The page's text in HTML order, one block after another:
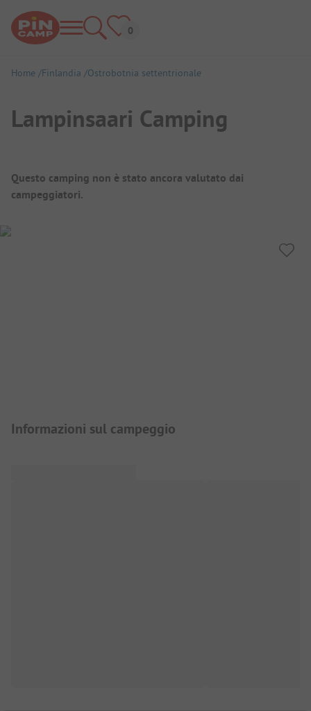
Home Finlandia Ostrobotnia settentrionale
Lampinsaari Camping
Panoramica del campeggio
Questo camping non è stato ancora valutato dai
campeggiatori.
Informazioni sul campeggio